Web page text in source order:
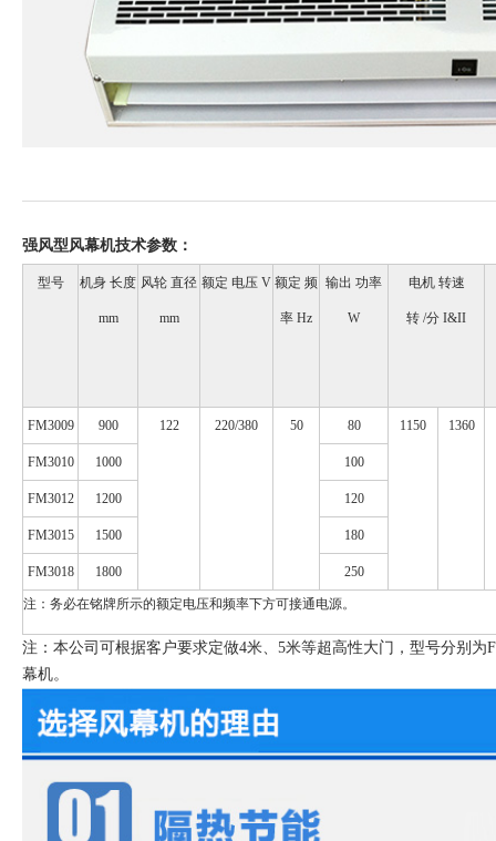
强风型风幕机技术参数：
型号 机身 长度
mm
风轮 直径
mm
额定 电压 V 额定 频
率 Hz
输出 功率
W
电机 转速
转 /分 I&II
FM3009 900 122 220/380 50 80 1150 1360
FM3010 1000 100
FM3012 1200 120
FM3015 1500 180
FM3018 1800 250
注：务必在铭牌所示的额定电压和频率下方可接通电源。
注：本公司可根据客户要求定做4米、5米等超高性大门，型号分别
幕机。